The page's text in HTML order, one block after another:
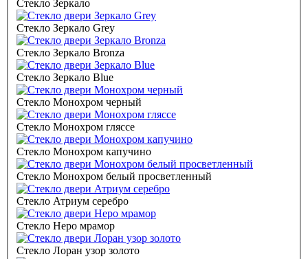
Стекло Зеркало
Стекло Зеркало Grey
Стекло Зеркало Bronza
Стекло Зеркало Blue
Стекло Монохром черный
Стекло Монохром гляссе
Стекло Монохром капучино
Стекло Монохром белый просветленный
Стекло Атриум серебро
Стекло Неро мрамор
Стекло Лоран узор золото